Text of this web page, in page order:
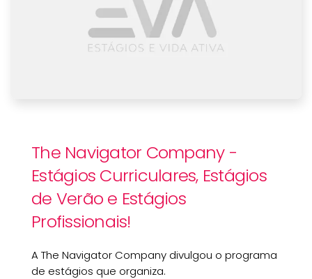
The Navigator Company -
Estágios Curriculares, Estágios
de Verão e Estágios
Profissionais!
A The Navigator Company divulgou o programa
de estágios que organiza.